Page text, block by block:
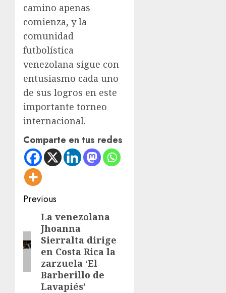
camino apenas
comienza, y la
comunidad
futbolística
venezolana sigue con
entusiasmo cada uno
de sus logros en este
importante torneo
internacional.
Comparte en tus redes
Post
navigation
Previous
Previous
post:
La venezolana
Jhoanna
Sierralta dirige
en Costa Rica la
zarzuela ‘El
Barberillo de
Lavapiés’